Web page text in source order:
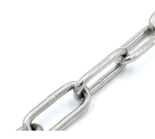
TŘMENY A ZÁVĚSNÁ OKA
OTOČNÁ OKA A OBRTLÍKY
KLADKY